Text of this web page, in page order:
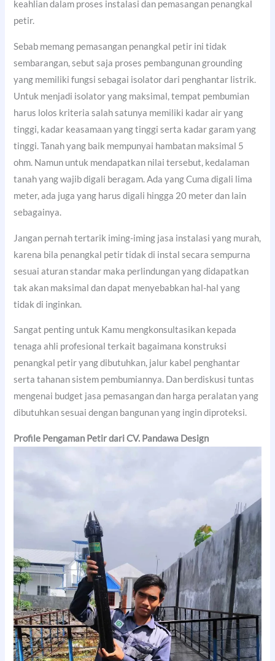
keahlian dalam proses instalasi dan pemasangan penangkal
petir.
Sebab memang pemasangan penangkal petir ini tidak
sembarangan, sebut saja proses pembangunan grounding
yang memiliki fungsi sebagai isolator dari penghantar listrik.
Untuk menjadi isolator yang maksimal, tempat pembumian
harus lolos kriteria salah satunya memiliki kadar air yang
tinggi, kadar keasamaan yang tinggi serta kadar garam yang
tinggi. Tanah yang baik mempunyai hambatan maksimal 5
ohm. Namun untuk mendapatkan nilai tersebut, kedalaman
tanah yang wajib digali beragam. Ada yang Cuma digali lima
meter, ada juga yang harus digali hingga 20 meter dan lain
sebagainya.
Jangan pernah tertarik iming-iming jasa instalasi yang murah,
karena bila penangkal petir tidak di instal secara sempurna
sesuai aturan standar maka perlindungan yang didapatkan
tak akan maksimal dan dapat menyebabkan hal-hal yang
tidak di inginkan.
Sangat penting untuk Kamu mengkonsultasikan kepada
tenaga ahli profesional terkait bagaimana konstruksi
penangkal petir yang dibutuhkan, jalur kabel penghantar
serta tahanan sistem pembumiannya. Dan berdiskusi tuntas
mengenai budget jasa pemasangan dan harga peralatan yang
dibutuhkan sesuai dengan bangunan yang ingin diproteksi.
Profile Pengaman Petir dari CV. Pandawa Design